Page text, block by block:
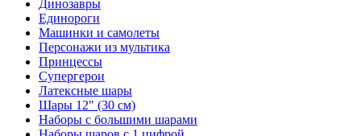
Динозавры
Единороги
Машинки и самолеты
Персонажи из мультика
Принцессы
Супергерои
Латексные шары
Шары 12" (30 см)
Наборы с большими шарами